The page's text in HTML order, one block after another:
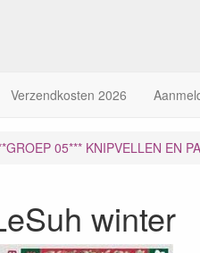
Verzendkosten 2026
05*** KNIPVELLEN EN
winter